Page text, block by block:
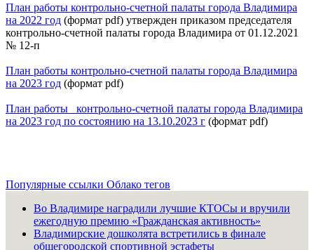
План работы контрольно-счетной палаты города Владимира
на 2022 год (формат pdf) утвержден приказом председателя
контрольно-счетной палаты города Владимира от 01.12.2021
№ 12-п
План работы контрольно-счетной палаты города Владимира
на 2023 год (формат pdf)
План работы контрольно-счетной палаты города Владимира
на 2023 год по состоянию на 13.10.2023 г (формат pdf)
Популярные ссылки Облако тегов
Во Владимире наградили лучшие КТОСы и вручили
ежегодную премию «Гражданская активность»
Владимирские дошколята встретились в финале
общегородской спортивной эстафеты